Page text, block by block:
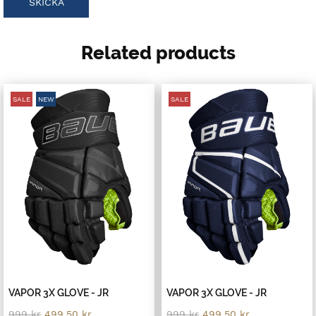
Related products
SALE NEW
VAPOR 3X GLOVE - JR
999kr Original
499.50 krCurrent
SALE
VAPOR 3X GLOVE - JR
999kr Original
499.50 krCurrent